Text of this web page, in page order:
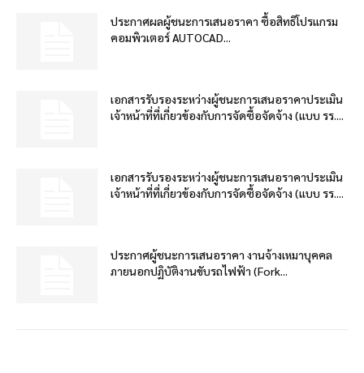
ประกาศผลผู้ชนะการเสนอราคา ซื้อสิทธิโปรแกรม
คอมพิวเตอร์ AUTOCAD...
เอกสารรับรองระหว่างผู้ชนะการเสนอราคาประเมิน
เจ้าหน้าที่ที่เกี่ยวข้องกับการจัดซื้อจัดจ้าง (แบบ รร....
เอกสารรับรองระหว่างผู้ชนะการเสนอราคาประเมิน
เจ้าหน้าที่ที่เกี่ยวข้องกับการจัดซื้อจัดจ้าง (แบบ รร....
ประกาศผู้ชนะการเสนอราคา งานจ้างเหมาบุคคล
ภายนอกปฏิบัติงานขับรถไฟฟ้า (Fork...